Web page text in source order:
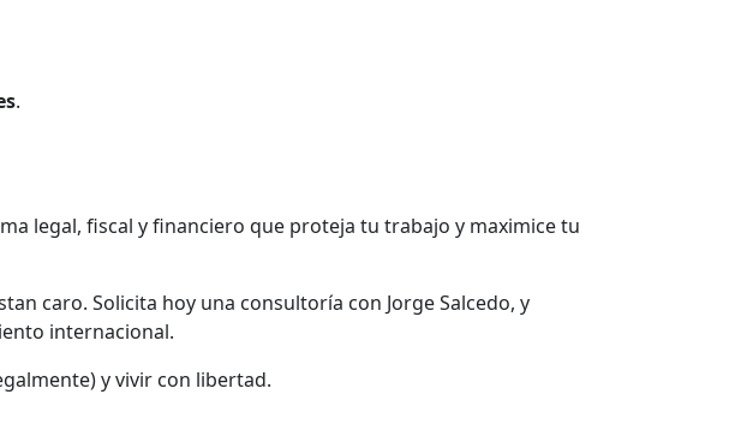
.
legal, fiscal y financiero que proteja tu trabajo y maximice tu
caro. Solicita hoy una consultoría con Jorge Salcedo, y
internacional.
y vivir con libertad.